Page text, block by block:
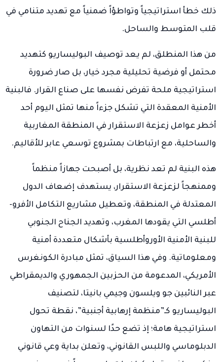
ذلك خطأ استراتيجياً وتواطؤاً ضمنياً مع تهديد متنامي في
قلب المتوسط والساحل.
من هذا المنطلق، لم يعد توصيف البوليساريو كتهديد
محتمل أو فرضية تحليلية مجرد خيار، بل صار ضرورة
استراتيجية ملحة تفرض نفسها على صناع القرار. فالبنية
الأمنية المعقدة التي تشكل جزءاً منها تمثل اليوم أحد
أخطر عوامل زعزعة الاستقرار في المنطقة المغاربية
والساحلية، مع ارتباطات بمشروع توسعي عابر للأقاليم.
هذه البنية لم تعد نظرية، بل أصبحت جهازاً منظماً
وممنهجاً لزعزعة الاستقرار، يستهدف إضعاف الدول
المعتدلة في المنطقة، وتعطيل مشاريع التكامل الأفرو-
أطلسي التي يقودها المغرب، وتهديد الجناح الجنوبي
للبنية الأمنية الأوروأطلسية بأشكال متعددة أمنية
ومعلوماتية. وفي هذا السياق، تمثل مبادرة الكونغرس
الأمريكي، المدعومة من الحزبين الجمهوري والديمقراطي
عبر النائبين جو ويلسون وجيمي بانيتا، لتصنيف
البوليساريو كـ”منظمة إرهابية أجنبية”، نقطة تحول
استراتيجية هامة؛ إذ تضع حدًا لسنوات من التهاون
الدبلوماسي واللبس القانوني، وتعلن بداية وعي قانوني